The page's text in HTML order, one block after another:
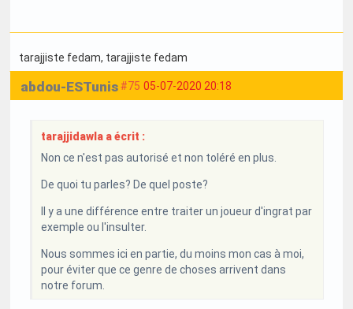
tarajjiste fedam, tarajjiste fedam
#75 05-07-2020 20:18
abdou-ESTunis
tarajjidawla a écrit :
Non ce n'est pas autorisé et non toléré en plus.
De quoi tu parles? De quel poste?
Il y a une différence entre traiter un joueur d'ingrat par
exemple ou l'insulter.
Nous sommes ici en partie, du moins mon cas à moi,
pour éviter que ce genre de choses arrivent dans
notre forum.